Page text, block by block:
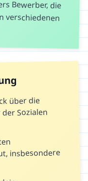
über die
Sozialen
insbesondere